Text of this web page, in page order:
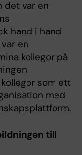
det var en
hand i hand
en
kollegor på
som ett
med
till